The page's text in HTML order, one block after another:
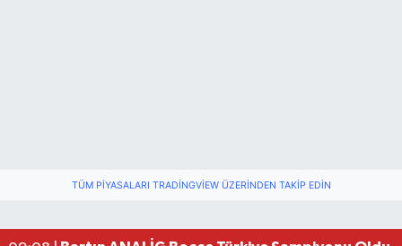
TÜM PIYASALARI TRADINGVIEW ÜZERINDEN TAKIP EDIN